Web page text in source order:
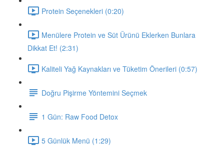
Protein Seçenekleri (0:20)
Menülere Protein ve Süt Ürünü Eklerken Bunlara
Dikkat Et! (2:31)
Kaliteli Yağ Kaynakları ve Tüketim Önerileri (0:57)
Doğru Pişirme Yöntemini Seçmek
1 Gün: Raw Food Detox
5 Günlük Menü (1:29)